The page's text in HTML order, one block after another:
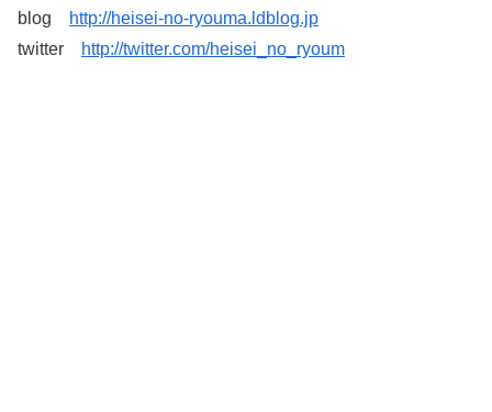
blog
http://heisei-no-ryouma.ldblog.jp
twitter
http://twitter.com/heisei_no_ryoum